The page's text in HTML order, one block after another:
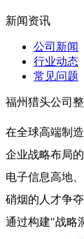
新闻资讯
公司新闻
行业动态
常见问题
福州猎头公司
在全球高端制
企业战略布局
电子信息高地
硝烟的人才争
通过构建"战略